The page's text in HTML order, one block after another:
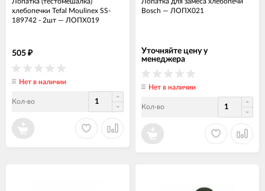
хлебопечки Tefal Moulinex SS-
189742 - 2шт — ЛОПХ019
505 ₽
Нет в наличии
Кол-во
Bosch — ЛОПХ021
Уточняйте цену у
менеджера
Нет в наличии
Кол-во